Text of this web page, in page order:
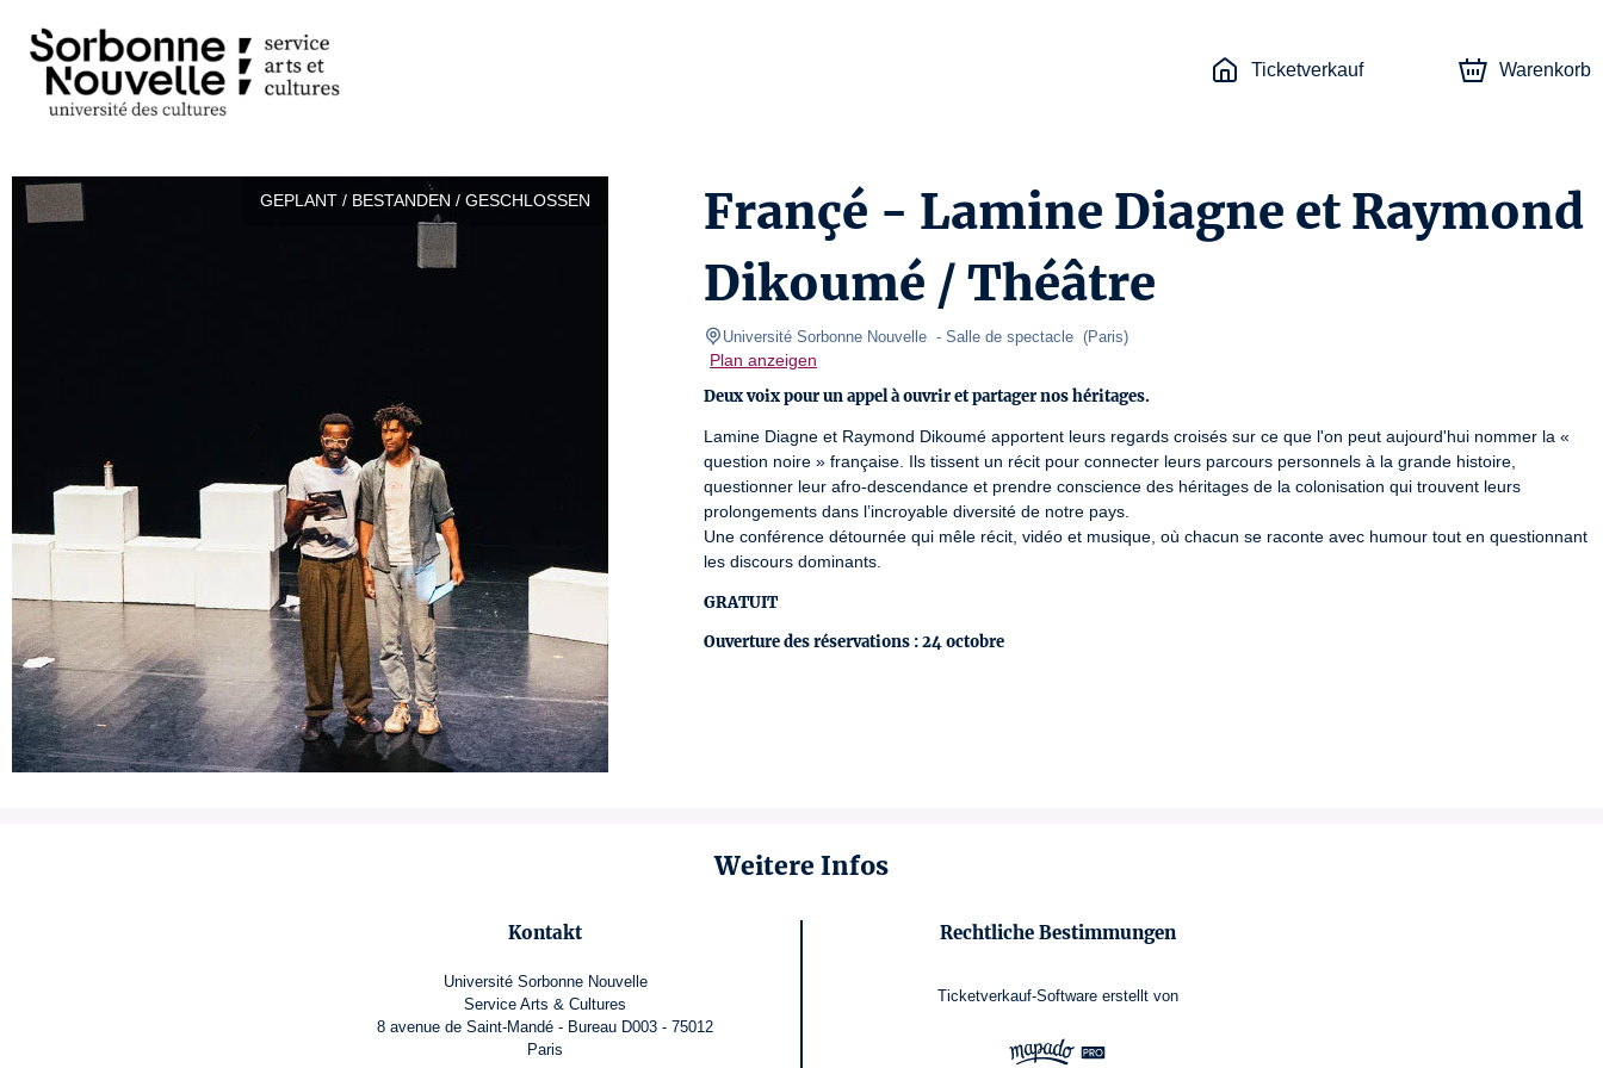
Ticketverkauf Warenkorb
GEPLANT / BESTANDEN / GESCHLOSSEN
Françé - Lamine Diagne et Raymond
Dikoumé / Théâtre
Université Sorbonne Nouvelle - Salle de spectacle (Paris)
Plan anzeigen
Deux voix pour un appel à ouvrir et partager nos héritages.
Lamine Diagne et Raymond Dikoumé apportent leurs regards croisés sur ce que l'on peut aujourd'hui nommer la «
question noire » française. Ils tissent un récit pour connecter leurs parcours personnels à la grande histoire,
questionner leur afro-descendance et prendre conscience des héritages de la colonisation qui trouvent leurs
prolongements dans l’incroyable diversité de notre pays.
Une conférence détournée qui mêle récit, vidéo et musique, où chacun se raconte avec humour tout en questionnant
les discours dominants.
GRATUIT
Ouverture des réservations : 24 octobre
Weitere Infos
Kontakt
Université Sorbonne Nouvelle
Service Arts & Cultures
8 avenue de Saint-Mandé - Bureau D003 - 75012
Paris
Rechtliche Bestimmungen
Ticketverkauf-Software erstellt von